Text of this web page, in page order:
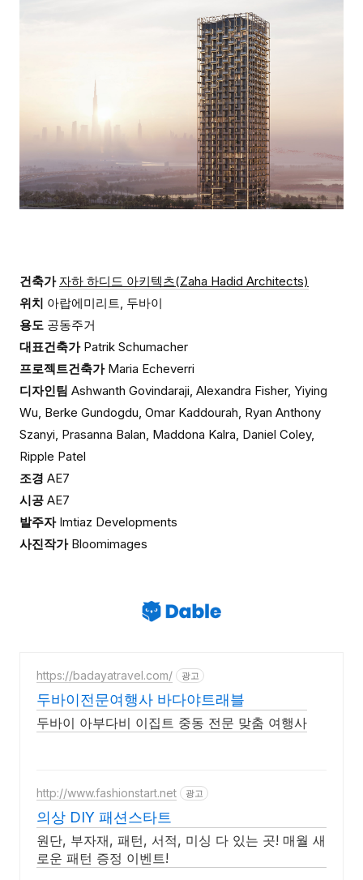
건축가 자하 하디드 아키텍츠(Zaha Hadid Architects)
위치 아랍에미리트, 두바이
용도 공동주거
대표건축가 Patrik Schumacher
프로젝트건축가 Maria Echeverri
디자인팀 Ashwanth Govindaraji, Alexandra Fisher, Yiying
Wu, Berke Gundogdu, Omar Kaddourah, Ryan Anthony
Szanyi, Prasanna Balan, Maddona Kalra, Daniel Coley,
Ripple Patel
조경 AE7
시공 AE7
발주자Imtiaz Developments
사진작가 Bloomimages
https://badayatravel.com/ 광고
두바이전문여행사 바다야트래블
두바이 아부다비 이집트 중동 전문 맞춤 여행사
http://www.fashionstart.net 광고
의상 DIY 패션스타트
원단, 부자재, 패턴, 서적, 미싱 다 있는 곳! 매월 새
로운 패턴 증정 이벤트!